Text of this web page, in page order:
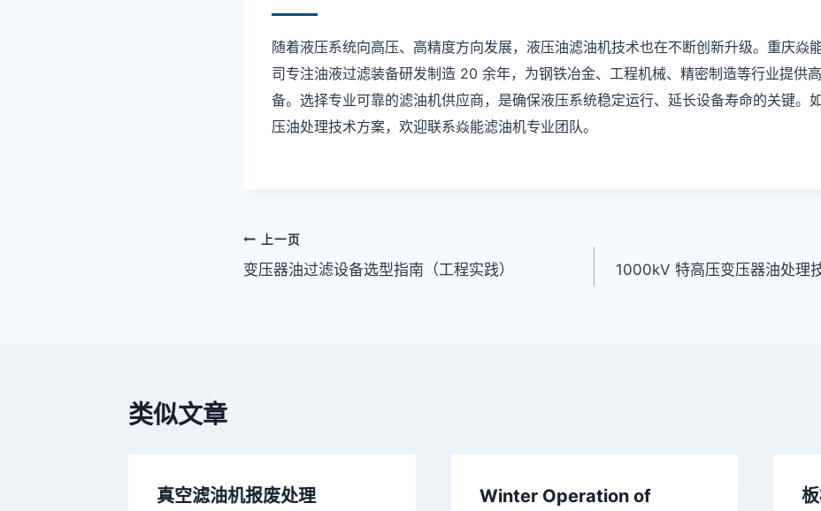
随着液压系统向高压、高精度方向发展，液压油滤油机技术也在不断创新升级。重庆焱
司专注油液过滤装备研发制造 20 余年，为钢铁冶金、工程机械、精密制造等行业提供
备。选择专业可靠的滤油机供应商，是确保液压系统稳定运行、延长设备寿命的关键。
压油处理技术方案，欢迎联系焱能滤油机专业团队。
文
章
上一页
变压器油过滤设备选型指南（工程实践）
1000kV 特高压变压器油处理
类似文章
真空滤油机报废处理
Winter Operation of